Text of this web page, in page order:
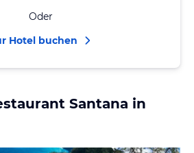
Oder
Hotel buchen
Santana in